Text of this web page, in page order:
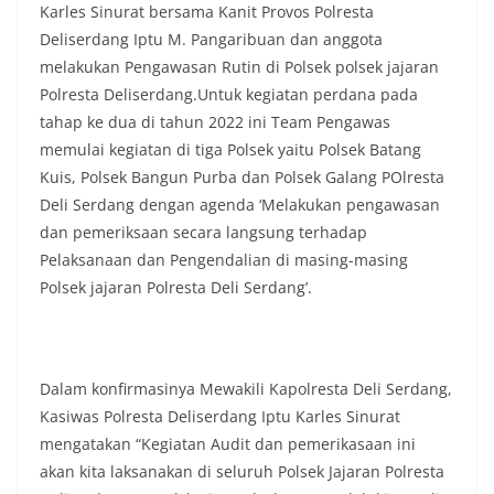
Indonesia.‎‎”Kami mengimbau kepada seluruh
warga agar mulai mempersiapkan dan memasang
bendera Merah Putih di depan rumah masing-
masing secara penuh. Ini adalah bentuk
penghormatan kita bersama terhadap
perjuangan para pahlawan yang telah merebut
kemerdekaan,” ujar Aiptu Muliyadi Suraukur saat
berdialog dengan warga.‎‎Ia juga menambahkan
agar warga memperhatikan kondisi bendera yang
akan dikibarkan, memastikan bendera dalam
keadaan bersih, tidak sobek, dan layak untuk
dikibarkan sebagai simbol kehormatan
negara.‎‎‎Selain menyampaikan imbauan terkait
(Kamtibmas) di lingkungan tempat tinggal warga.
Melalui interaksi langsung tersebut,
Bhabinkamtibmas dapat menghimpun informasi
awal terkait situasi sosial, potensi kerawanan,
maupun hal-hal yang dapat mengganggu
Karles Sinurat bersama Kanit Provos Polresta
Deliserdang Iptu M. Pangaribuan dan anggota
melakukan Pengawasan Rutin di Polsek polsek jajaran
Polresta Deliserdang.Untuk kegiatan perdana pada
tahap ke dua di tahun 2022 ini Team Pengawas
memulai kegiatan di tiga Polsek yaitu Polsek Batang
Kuis, Polsek Bangun Purba dan Polsek Galang POlresta
Deli Serdang dengan agenda ‘Melakukan pengawasan
dan pemeriksaan secara langsung terhadap
Pelaksanaan dan Pengendalian di masing-masing
Polsek jajaran Polresta Deli Serdang’.
Dalam konfirmasinya Mewakili Kapolresta Deli Serdang,
Kasiwas Polresta Deliserdang Iptu Karles Sinurat
mengatakan “Kegiatan Audit dan pemerikasaan ini
akan kita laksanakan di seluruh Polsek Jajaran Polresta